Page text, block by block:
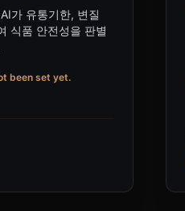
가 유통기한, 변질
식품 안전성을 판별
been set yet.